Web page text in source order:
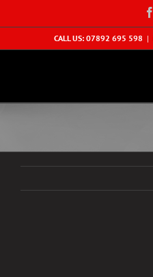
CALL US: 07892 695 598 |